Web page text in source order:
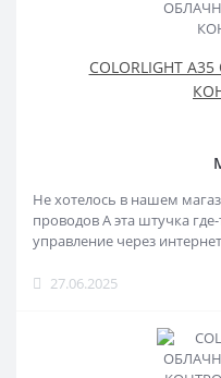
COLORLIGHT
Не хотелось в нашем
проводов А эта штучка
управление через
27.06.2025